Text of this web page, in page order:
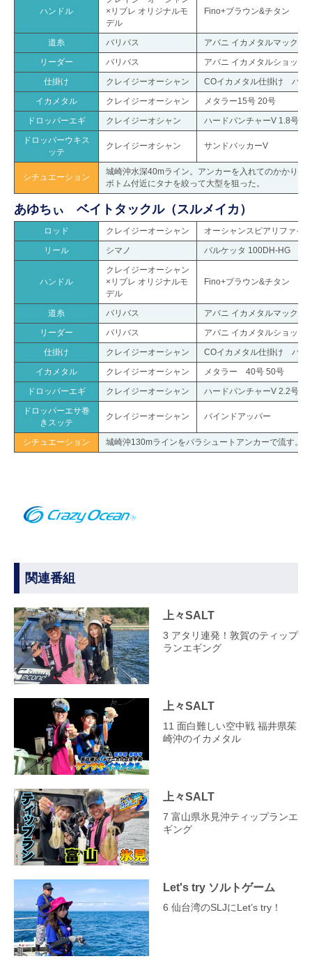
ハンドル
×リブレ オリジナルモ
デル
Fino+ブラウン&チタン
道糸 バリバス
アバニ イカメタルマックス
リーダー
バリバス
アバニ イカメタルショック
仕掛け
クレイジーオーシャン
COイカメタル仕掛け ハ
イカメタル
クレイジーオーシャン
メタラー15号 20号
ドロッパーエギ
クレイジーオシャン
ハードパンチャーV 1.8号
ドロッパーウキス
ッテ
クレイジーオシャン サンドバッカーV
シチュエーション
城崎沖水深40mライン。アンカーを入れてのかかり釣
ボトム付近にタナを絞って大型を狙った。
あゆちぃ ベイトタックル（スルメイカ）
ロッド クレイジーオーシャン
オーシャンスピアリファイ
リール
シマノ バルケッタ 100DH-HG
ハンドル
クレイジーオーシャン
×リブレ オリジナルモ
デル
Fino+ブラウン&チタン
道糸 バリバス
アバニ イカメタルマックス
リーダー
バリバス
アバニ イカメタルショック
仕掛け
クレイジーオーシャン
COイカメタル仕掛け ハ
イカメタル
クレイジーオーシャン
メタラー 40号 50号
ドロッパーエギ
クレイジーオーシャン
ハードパンチャーV 2.2号
ドロッパーエサ巻
きスッテ
クレイジーオーシャン バインドアッパー
シチュエーション 城崎沖130mラインをパラシュートアンカーで流す。
関連番組
上々SALT
3 アタリ連発！敦賀のティップ
ランエギング
上々SALT
11 面白難しい空中戦 福井県茱
崎沖のイカメタル
上々SALT
7 富山県氷見沖ティップランエ
ギング
Let's try ソルトゲーム
6 仙台湾のSLJにLet’s try！